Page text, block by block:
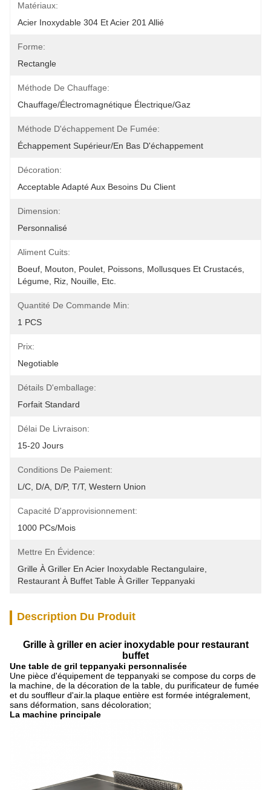
Matériaux:
Acier Inoxydable 304 Et Acier 201 Allié
Forme:
Rectangle
Méthode De Chauffage:
Chauffage/électromagnétique Électrique/gaz
Méthode D'échappement De Fumée:
Échappement Supérieur/en Bas D'échappement
Décoration:
Acceptable Adapté Aux Besoins Du Client
Dimension:
Personnalisé
Aliment Cuits:
Boeuf, Mouton, Poulet, Poissons, Mollusques Et Crustacés,
Légume, Riz, Nouille, Etc.
Quantité De Commande Min:
1 PCS
Prix:
Negotiable
Détails D'emballage:
Forfait Standard
Délai De Livraison:
15-20 Jours
Conditions De Paiement:
L/C, D/A, D/P, T/T, Western Union
Capacité D'approvisionnement:
1000 PCs/mois
Mettre En Évidence:
Grille À Griller En Acier Inoxydable Rectangulaire
Restaurant À Buffet Table À Griller Teppanyaki
Description Du Produit
Grille à griller en acier inoxydable pour restaurant
buffet
Une table de gril teppanyaki personnalisée
Une pièce d'équipement de teppanyaki se compose du corps de
la machine, de la décoration de la table, du purificateur de fumée
et du souffleur d'air.la plaque entière est formée intégralement,
sans déformation, sans décoloration;
La machine principale